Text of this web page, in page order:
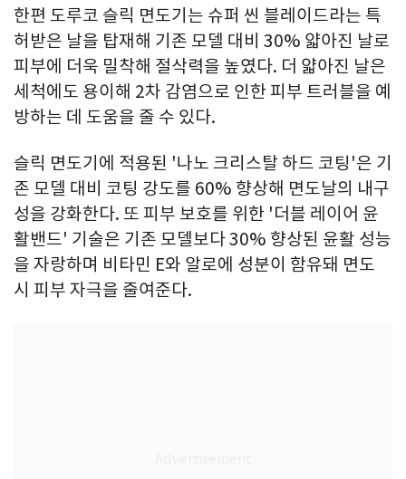
한편 도루코 슬릭 면도기는 슈퍼 씬 블레이드라는 특
허받은 날을 탑재해 기존 모델 대비 30% 얇아진 날로
피부에 더욱 밀착해 절삭력을 높였다. 더 얇아진 날은
세척에도 용이해 2차 감염으로 인한 피부 트러블을 예
방하는 데 도움을 줄 수 있다.
슬릭 면도기에 적용된 '나노 크리스탈 하드 코팅'은 기
존 모델 대비 코팅 강도를 60% 향상해 면도날의 내구
성을 강화한다. 또 피부 보호를 위한 '더블 레이어 윤
활밴드' 기술은 기존 모델보다 30% 향상된 윤활 성능
을 자랑하며 비타민 E와 알로에 성분이 함유돼 면도
시 피부 자극을 줄여준다.